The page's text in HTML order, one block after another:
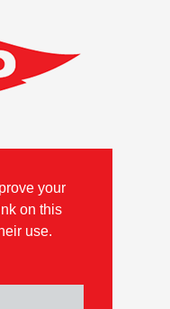
your
on this
use.